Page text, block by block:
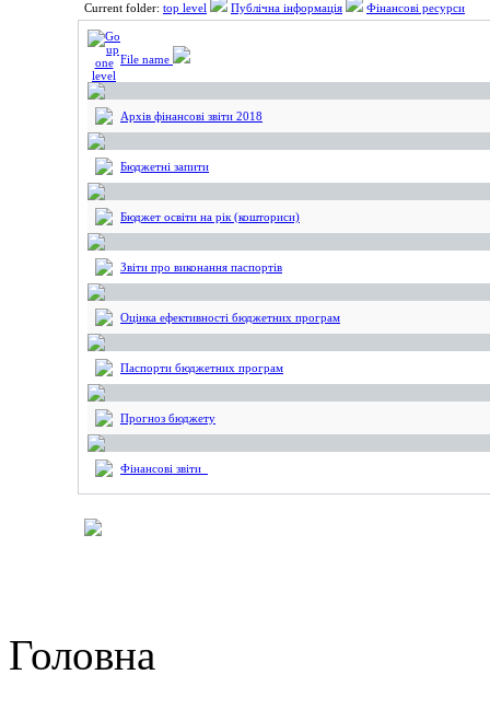
Current folder: top level Публічна інформація Фінансові ресурси
File name
Архів фінансові звіти 2018
Бюджетні запити
Бюджет освіти на рік (кошториси)
Звіти про виконання паспортів
Оцінка ефективності бюджетних програм
Паспорти бюджетних програм
Прогноз бюджету
Фінансові звіти_
Головна